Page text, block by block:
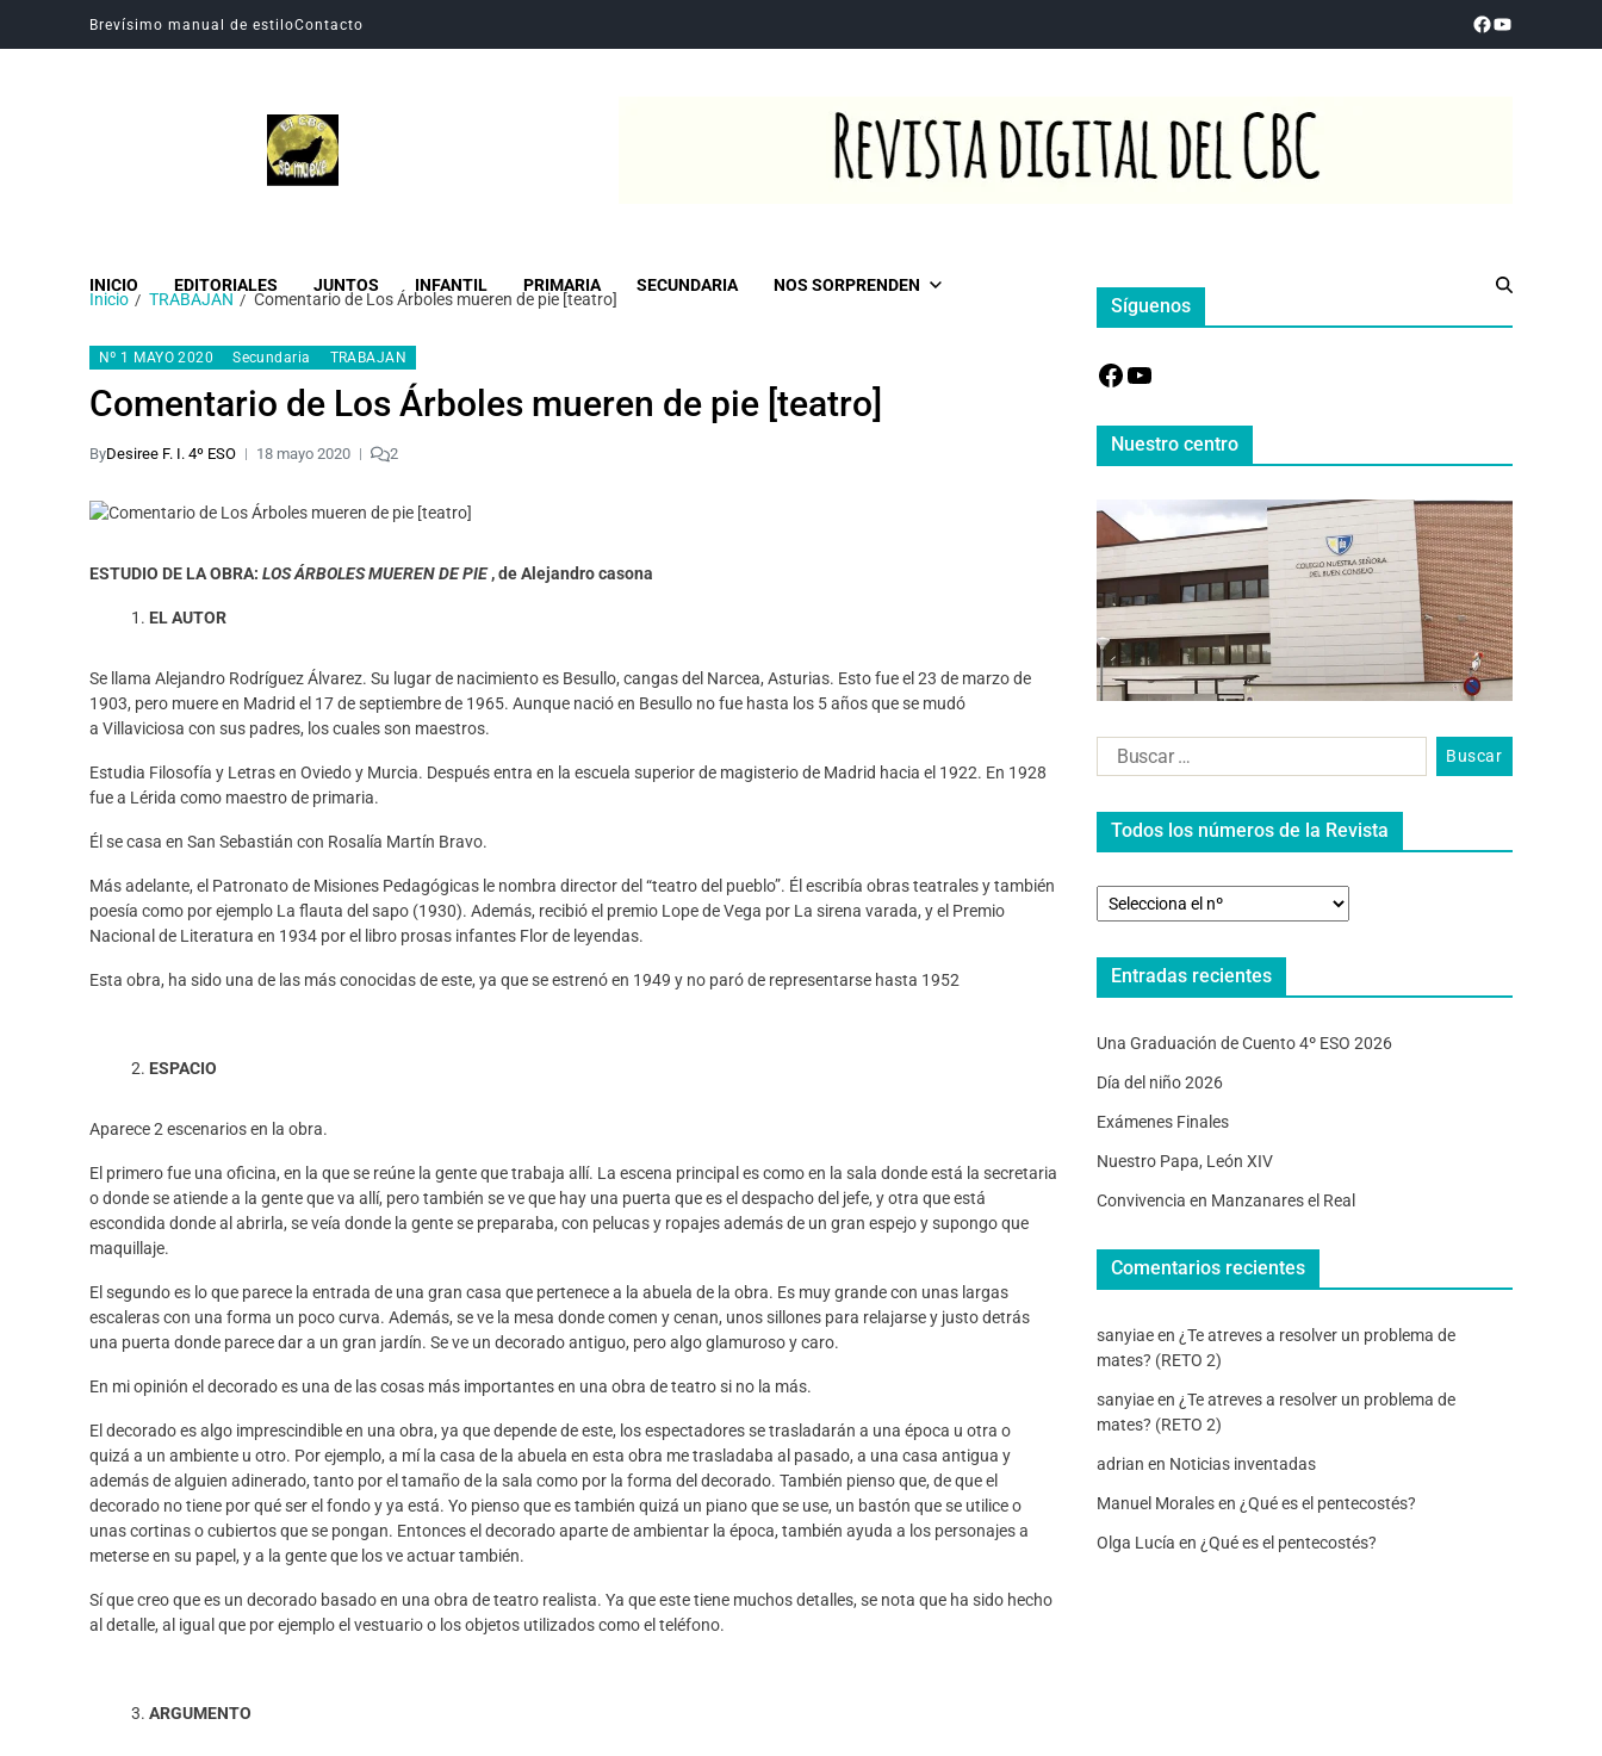
Brevísimo manual de estiloContacto
INICIO EDITORIALES JUNTOS INFANTIL PRIMARIA SECUNDARIA NOS SORPRENDEN
Inicio TRABAJAN Comentario de Los Árboles mueren de pie [teatro]
Nº 1 MAYO 2020 Secundaria TRABAJAN
Comentario de Los Árboles mueren de pie [teatro]
ByDesiree F. I. 4º ESO 18 mayo 2020 2
ESTUDIO DE LA OBRA: LOS ÁRBOLES MUEREN DE PIE, deAlejandro casona
EL AUTOR
Se llama Alejandro RodríguezÁlvarez. Su lugar de nacimiento es Besullo, cangas del Narcea, Asturias. Esto fue el 23 de marzo de
1903, pero muere en Madrid el 17 de septiembre de 1965. Aunque nació en Besullo no fue hasta los 5 años que se mudó
a Villaviciosa con sus padres, los cuales son maestros.
Estudia Filosofía y Letras en Oviedo y Murcia. Después entra en la escuela superior de magisterio de Madrid hacia el 1922. En 1928
fue a Lérida como maestro de primaria.
Él se casa en San Sebastián con Rosalía Martín Bravo.
Más adelante, el Patronato de Misiones Pedagógicas le nombra director del “teatro del pueblo”. Él escribía obras teatrales y también
poesía como por ejemplo La flauta del sapo (1930). Además, recibió el premio Lope de Vega por La sirena varada, y el Premio
Nacional de Literatura en 1934 por el libro prosas infantes Flor de leyendas.
Esta obra, ha sido una de las más conocidas de este, ya que se estrenó en 1949 y no paró de representarse hasta 1952
ESPACIO
Aparece 2 escenarios en la obra.
El primero fue una oficina, en la que se reúne la gente que trabaja allí. La escena principal es como en la sala donde está la secretaria
o donde se atiende a la gente que va allí, pero también se ve que hay una puerta que es el despacho del jefe, y otra que está
escondida donde al abrirla, se veía donde la gente se preparaba, con pelucas y ropajes además de un gran espejo y supongo que
maquillaje.
El segundo es lo que parece la entrada de una gran casa que pertenece a la abuela de la obra. Es muy grande con unas largas
escaleras con una forma un poco curva. Además, se ve la mesa donde comen y cenan, unos sillones para relajarse y justo detrás
una puerta donde parece dar a un gran jardín. Se ve un decorado antiguo, pero algo glamuroso y caro.
En mi opinión el decorado es una de las cosas más importantes en una obra de teatro si no la más.
El decorado es algo imprescindible en una obra, ya que depende de este, los espectadores se trasladarán a una época u otra o
quizá a un ambiente u otro. Por ejemplo, a mí la casa de la abuela en esta obra me trasladaba al pasado, a una casa antigua y
además de alguien adinerado, tanto por el tamaño de la sala como por la forma del decorado. También pienso que, de que el
decorado no tiene por qué ser el fondo y ya está. Yo pienso que es también quizá un piano que se use, un bastón que se util ice o
unas cortinas o cubiertos que se pongan. Entonces el decoradoaparte de ambientar la época, también ayuda a los personajes a
meterse en su papel, y a la gente que los ve actuar también.
Sí que creo que es un decorado basado en una obra de teatro realista. Ya que este tiene muchos detalles, se nota que ha sido hecho
al detalle, al igual que por ejemplo el vestuario o los objetos utilizados como el teléfono.
ARGUMENTO
Síguenos
Nuestro centro
Todos los números de la Revista
Entradas recientes
Una Graduación de Cuento 4º ESO 2026
Día del niño 2026
Exámenes Finales
Nuestro Papa, León XIV
Convivencia en Manzanares el Real
Comentarios recientes
sanyiaeen ¿Te atreves a resolver un problema de
mates? (RETO 2)
sanyiaeen ¿Te atreves a resolver un problema de
mates? (RETO 2)
adrian en Noticias inventadas
Manuel Moralesen ¿Qué es el pentecostés?
Olga Lucía en ¿Qué es el pentecostés?